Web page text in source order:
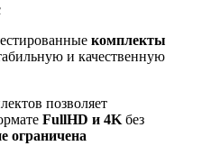
комплекты
и качественную
позволяет
FullHD и 4K без
ограничена